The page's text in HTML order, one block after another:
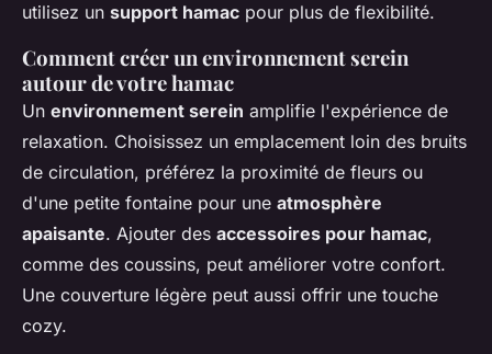
utilisez un support hamac pour plus de flexibilité.
Comment créer un environnement serein
autour de votre hamac
Un environnement serein amplifie l'expérience de
relaxation. Choisissez un emplacement loin des bruits
de circulation, préférez la proximité de fleurs ou
d'une petite fontaine pour une atmosphère
apaisante. Ajouter des accessoires pour hamac,
comme des coussins, peut améliorer votre confort.
Une couverture légère peut aussi offrir une touche
cozy.